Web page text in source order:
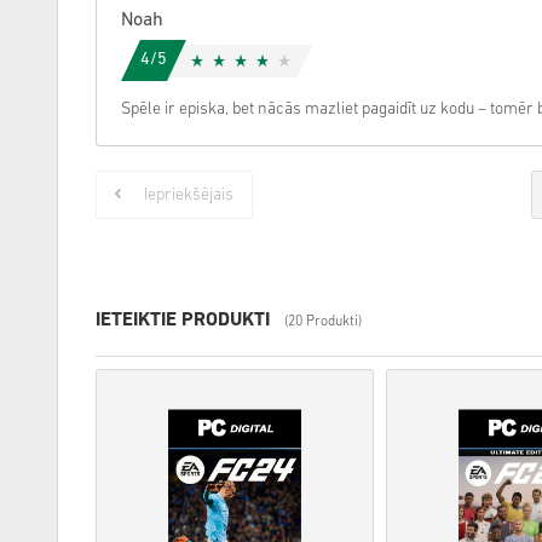
Noah
4/5
Spēle ir episka, bet nācās mazliet pagaidīt uz kodu – tomēr
Iepriekšējais
IETEIKTIE PRODUKTI (20 Produkti)